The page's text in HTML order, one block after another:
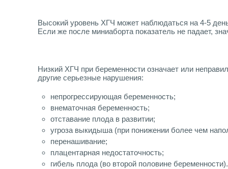
Высокий уровень ХГЧ может наблюдаться на 4-5
Если же после миниаборта показатель не падает,
Низкий ХГЧ при беременности означает или
другие серьезные нарушения:
непрогрессирующая беременность;
внематочная беременность;
отставание плода в развитии;
угроза выкидыша (при понижении более чем
перенашивание;
плацентарная недостаточность;
гибель плода (во второй половине беременности).